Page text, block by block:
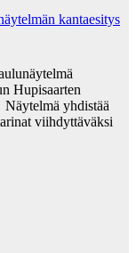
kantaesitys
Hupisaarten
Näytelmä yhdistää
viihdyttäväksi